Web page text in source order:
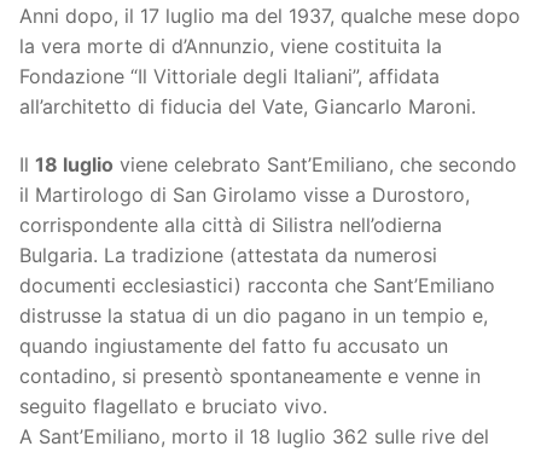
Anni dopo, il 17 luglio ma del 1937, qualche mese dopo
la vera morte di d’Annunzio, viene costituita la
Fondazione “Il Vittoriale degli Italiani”, affidata
all’architetto di fiducia del Vate, Giancarlo Maroni.
Il 18 luglio viene celebrato Sant’Emiliano, che secondo
il Martirologo di San Girolamo visse a Durostoro,
corrispondente alla città di Silistra nell’odierna
Bulgaria. La tradizione (attestata da numerosi
documenti ecclesiastici) racconta che Sant’Emiliano
distrusse la statua di un dio pagano in un tempio e,
quando ingiustamente del fatto fu accusato un
contadino, si presentò spontaneamente e venne in
seguito flagellato e bruciato vivo.
A Sant’Emiliano, morto il 18 luglio 362 sulle rive del